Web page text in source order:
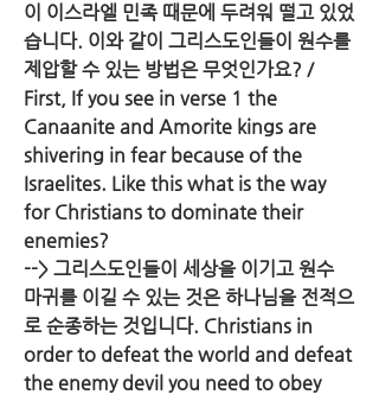
이 이스라엘 민족 때문에 두려워 떨고 있었
습니다. 이와 같이 그리스도인들이 원수를
제압할 수 있는 방법은 무엇인가요? /
First, If you see in verse 1 the
Canaanite and Amorite kings are
shivering in fear because of the
Israelites. Like this what is the way
for Christians to dominate their
enemies?
--> 그리스도인들이 세상을 이기고 원수
마귀를 이길 수 있는 것은 하나님을 전적으
로 순종하는 것입니다. Christians in
order to defeat the world and defeat
the enemy devil you need to obey